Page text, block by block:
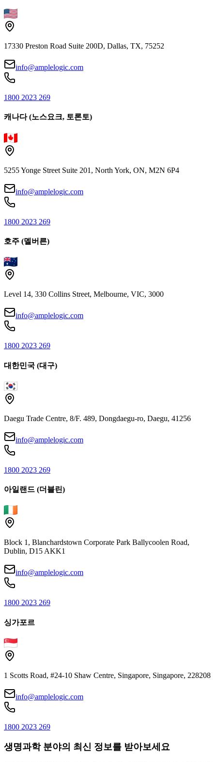
17330 Preston Road Suite 200D, Dallas, TX, 75252
info@amplelogic.com
1800 2023 269
캐나다 (노스요크, 토론토)
5255 Yonge Street Suite 201, North York, ON, M2N 6P4
info@amplelogic.com
1800 2023 269
호주 (멜버른)
Level 14, 330 Collins Street, Melbourne, VIC, 3000
info@amplelogic.com
1800 2023 269
대한민국 (대구)
Daegu Trade Centre, 8/F. 489, Dongdaegu-ro, Daegu, 41256
info@amplelogic.com
1800 2023 269
아일랜드 (더블린)
Block 1, Blanchardstown Corporate Park Ballycoolen Road,
Dublin, D15 AKK1
info@amplelogic.com
1800 2023 269
싱가포르
1 Scotts Road, #24-10 Shaw Centre, Singapore, Singapore, 228208
info@amplelogic.com
1800 2023 269
생명과학 분야의 최신 정보를 받아보세요